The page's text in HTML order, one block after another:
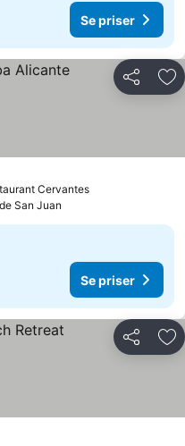
Se priser
Del
Cervantes
San Juan
Se priser
Del